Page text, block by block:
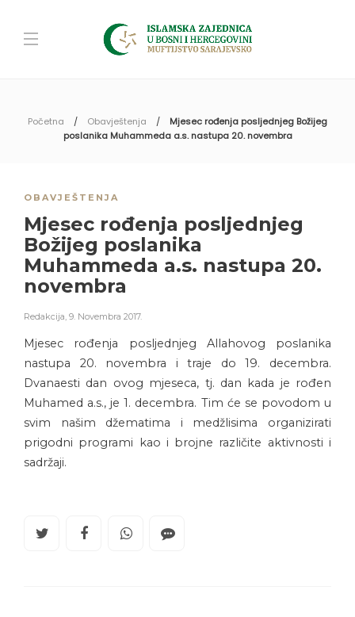
Početna Obavještenja
Mjesec rođenja posljednjeg Božijeg
poslanika Muhammeda a.s. nastupa 20. novembra
OBAVJEŠTENJA
Mjesec rođenja posljednjeg
Božijeg poslanika
Muhammeda a.s. nastupa 20.
novembra
Redakcija, 9. Novembra 2017.
Mjesec rođenja posljednjeg Allahovog poslanika
nastupa 20. novembra i traje do 19. decembra.
Dvanaesti dan ovog mjeseca, tj. dan kada je rođen
Muhamed a.s., je 1. decembra. Tim će se povodom u
svim našim džematima i medžlisima organizirati
prigodni programi kao i brojne različite aktivnosti i
sadržaji.